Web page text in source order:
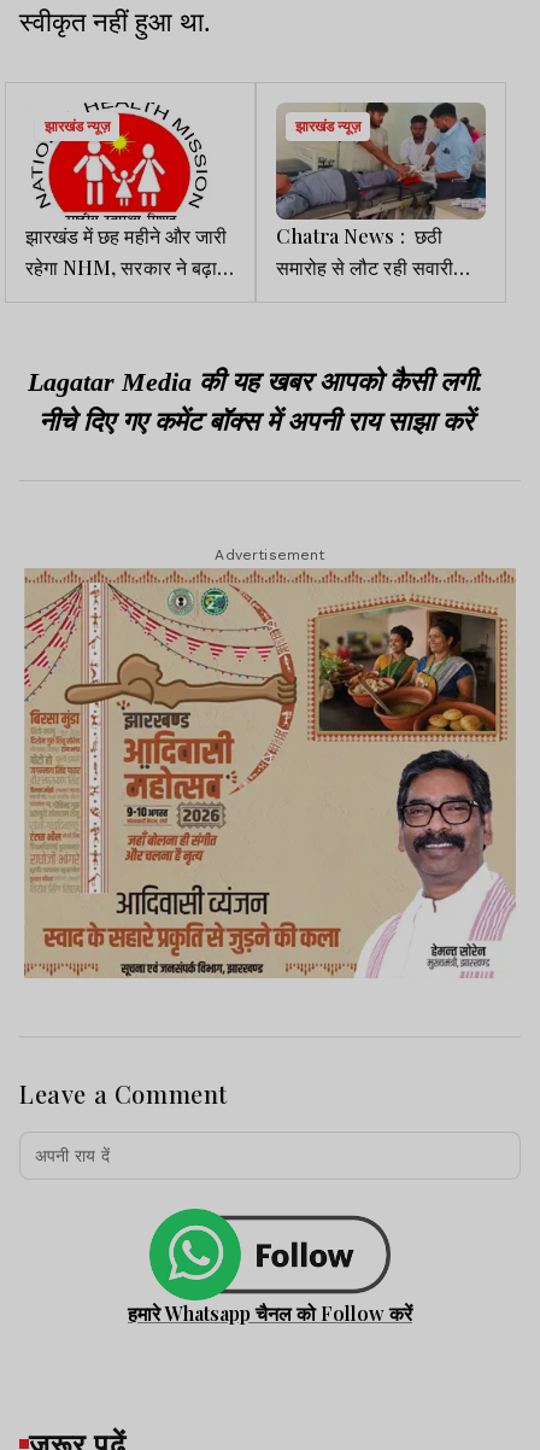
स्वीकृत नहीं हुआ था.
झारखंड न्यूज़
झारखंड में छह महीने और जारी
रहेगा NHM, सरकार ने बढ़ाया
कार्यकाल
झारखंड न्यूज़
Chatra News : छठी
समारोह से लौट रही सवारी
गाड़ी पलटी, 20 घायल, 6 की
Lagatar Media की यह खबर आपको कैसी लगी.
नीचे दिए गए कमेंट बॉक्स में अपनी राय साझा करें
Advertisement
Leave a Comment
हमारे Whatsapp चैनल को Follow करें
जरूर पढ़ें